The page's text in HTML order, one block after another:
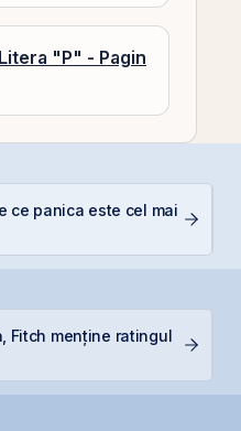
"P" - Pagin
ce panica este cel mai
Fitch menține ratingul